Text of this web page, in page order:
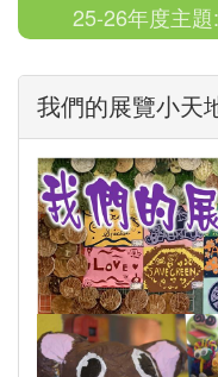
25-26年度主
我們的展覽小天